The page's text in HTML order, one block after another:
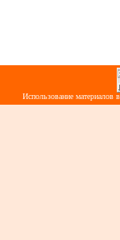
Использование материалов